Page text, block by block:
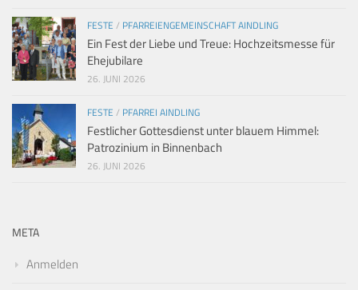
FESTE / PFARREIENGEMEINSCHAFT AINDLING
Ein Fest der Liebe und Treue: Hochzeitsmesse für
Ehejubilare
26. JUNI 2026
FESTE / PFARREI AINDLING
Festlicher Gottesdienst unter blauem Himmel:
Patrozinium in Binnenbach
26. JUNI 2026
META
Anmelden